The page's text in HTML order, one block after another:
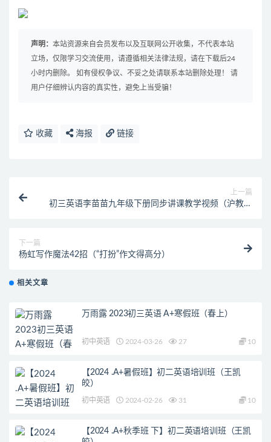
声明： 本站资源来自会员发布以及互联网公开收集，不代表本站
立场，仅限学习交流使用，请遵循相关法律法规，请在下载后24
小时内删除。 如有侵权争议、不妥之处请联系本站删除处理！ 请
用户仔细辨认内容的真实性，避免上当受骗！
收藏 海报 链接
上一篇
初三英语李苗苗九年级下册同步讲课教学视频（沪教版
下一篇
杨虹写作魔法42招（“打扮”作文得高分）
相关文章
万雨露 2023初三英语 A+寒假班（春上）
初中英语 2024-03-26 27 10
【2024 .A+暑假班】初二英语培训班（王凯
皎）
初中英语 2024-02-26 31 10
【2024 .A+秋季班 下】初二英语培训班（王凯